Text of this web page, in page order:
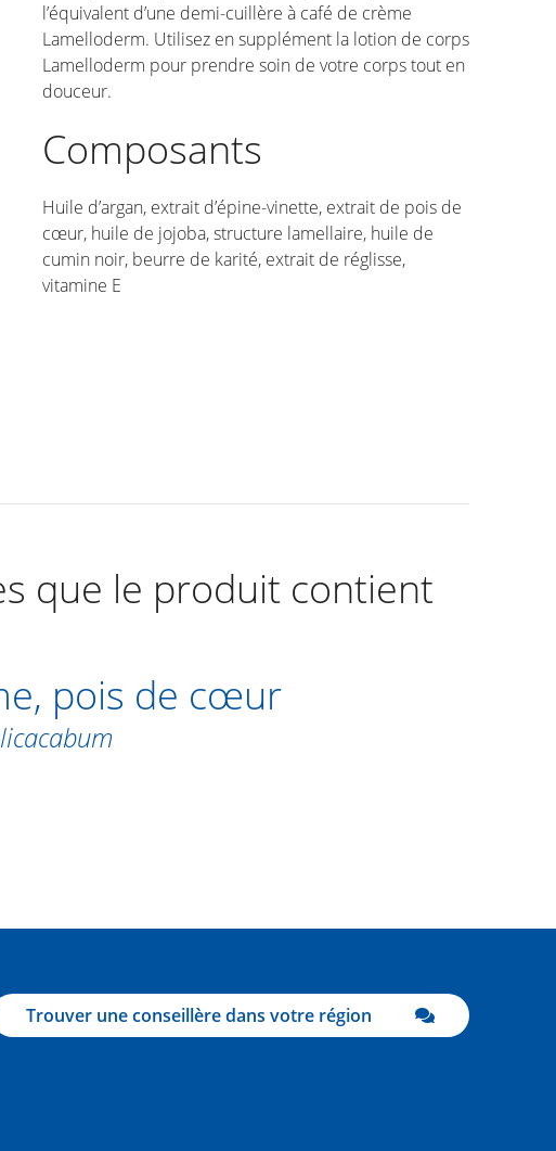
l’équivalent d’une demi-cuillère à café de crème
Lamelloderm. Utilisez en supplément la lotion de corps
Lamelloderm pour prendre soin de votre corps tout en
douceur.
Composants
Huile d’argan, extrait d’épine-vinette, extrait de pois de
cœur, huile de jojoba, structure lamellaire, huile de
cumin noir, beurre de karité, extrait de réglisse,
vitamine E
que le produit contient
pois de cœur
Trouver une conseillère dans votre région